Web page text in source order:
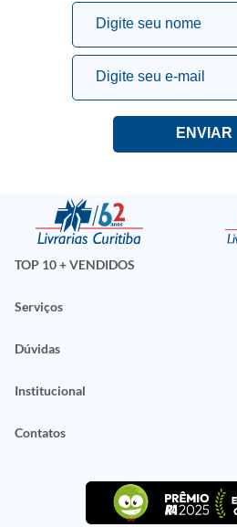
TOP 10 + VENDIDOS
Serviços
Dúvidas
Institucional
Contatos